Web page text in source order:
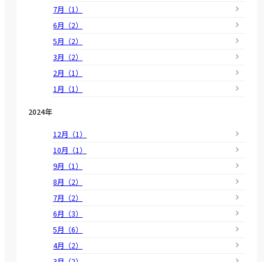
7月（1）
6月（2）
5月（2）
3月（2）
2月（1）
1月（1）
2024年
12月（1）
10月（1）
9月（1）
8月（2）
7月（2）
6月（3）
5月（6）
4月（2）